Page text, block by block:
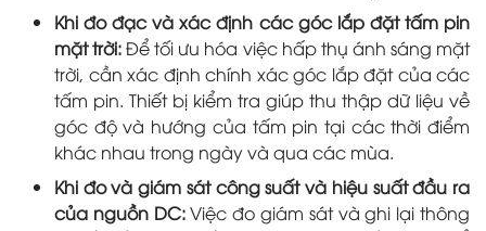
Khi đo đạc và xác định các góc lắp đặt tấm pin
mặt trời:Để tối ưu hóa việc hấp thụ ánh sáng mặt
trời, cần xác định chính xác góc lắp đặt của các
tấm pin. Thiết bị kiểm tra giúp thu thập dữ liệu về
góc độ và hướng của tấm pin tại các thời điểm
khác nhau trong ngày và qua các mùa.
Khi đo và giám sát công suất và hiệu suất đầu ra
của nguồn DC:Việc đo giám sát và ghi lại thông